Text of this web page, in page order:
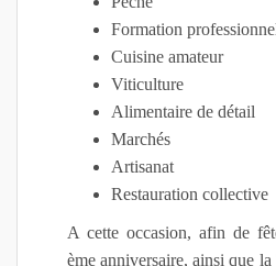
Formation
Cuisine amateur
Viticulture
Alimentaire de détail
Marchés
Artisanat
Restauration collective
A cette occasion, afin de
ème anniversaire, ainsi que la